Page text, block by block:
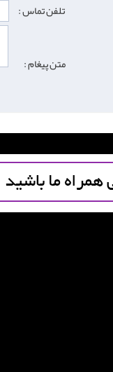
تلفن تماس :
متن پیغام :